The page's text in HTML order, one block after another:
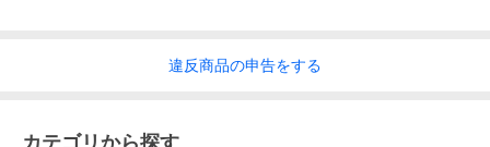
違反商品の申告をする